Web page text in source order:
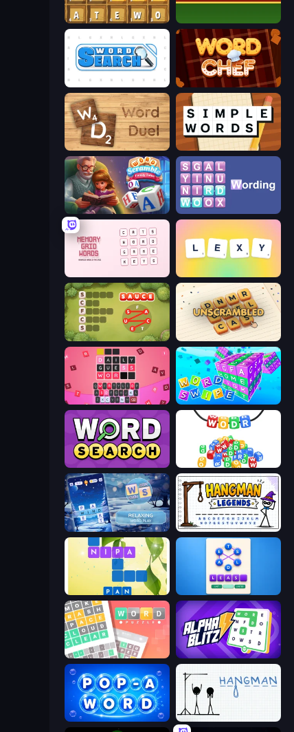
Waffle Words
Word Search Word Chef
Word Duel Simple Words
Word Scramble - Family Tales Wording
Crocword Unscrambled
Wordling Word Swipe
Daily Word Search WODR
Word Shift Hangman Legends
Crossword Connect Ahagram
Wordler Alphablitz
Pop-a-Word Hangman